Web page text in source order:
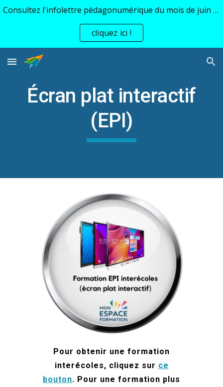
Consultez l'infolettre pédagonumérique du mois de juin 🎓
cliquez ici !
Écran plat interactif
(EPI)
Pour obtenir une formation
interécoles, cliquez sur ce
bouton. Pour une formation plus